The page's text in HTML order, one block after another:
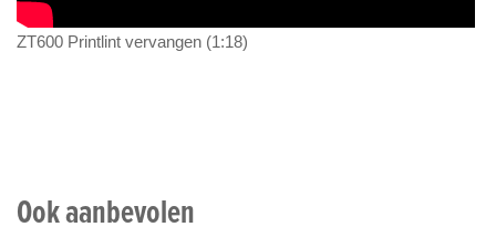
ZT600 Printlint vervangen (1:18)
Ook aanbevolen